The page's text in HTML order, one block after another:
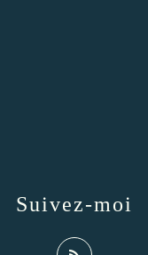
Suivez-moi